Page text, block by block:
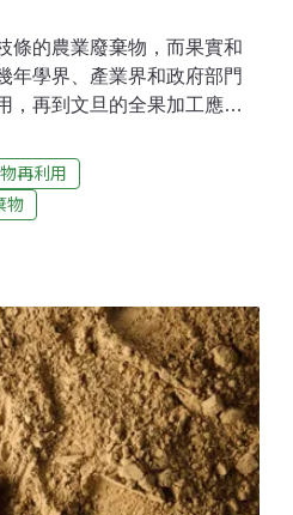
條的農業廢棄物，而果實和
年學界、產業界和政府部門
，再到文旦的全果加工應
都要修剪枝條，才能防止果
業改良場的評估，文旦果
物。過去農民大多採取就地
，將直徑約2公分以下的葉片
樹研究室副研究員張汶肇表
腐化、分解，再經過二次粉
再利用
物